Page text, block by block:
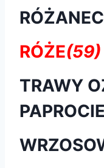
RÓŻE(59)
TRAWY
PAPROCIE